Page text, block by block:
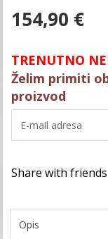
154,90 €
TRENUTNO
Želim primiti
proizvod